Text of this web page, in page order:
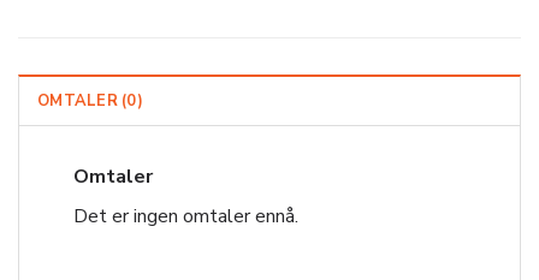
OMTALER (0)
Omtaler
Det er ingen omtaler ennå.